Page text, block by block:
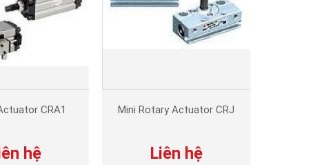
CRA1
hệ
Mini Rotary Actuator CRJ
Liên hệ